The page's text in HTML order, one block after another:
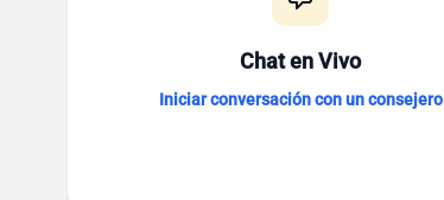
Chat en Vivo
Iniciar conversación con un consejero